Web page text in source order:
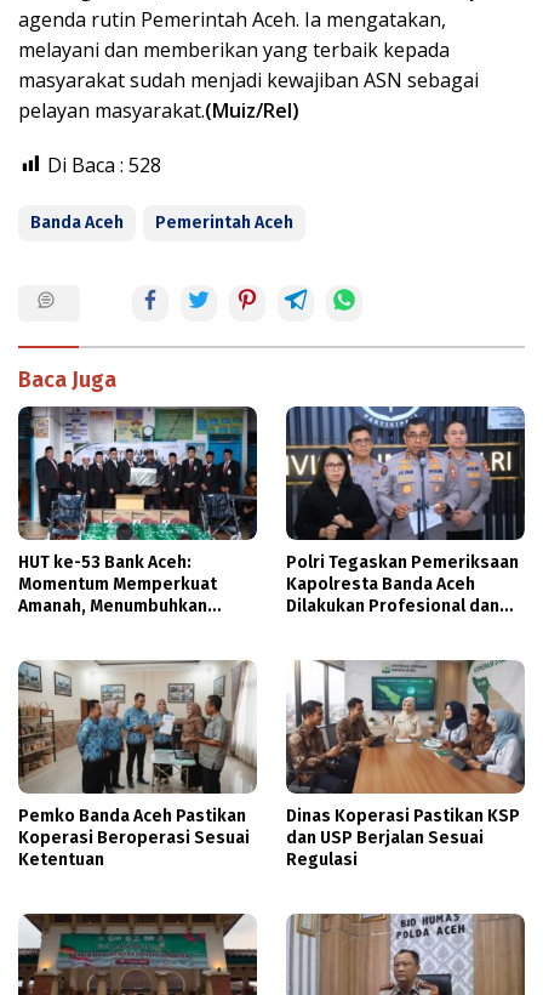
agenda rutin Pemerintah Aceh. Ia mengatakan,
melayani dan memberikan yang terbaik kepada
masyarakat sudah menjadi kewajiban ASN sebagai
pelayan masyarakat.(Muiz/Rel)
Di Baca : 528
Banda Aceh Pemerintah Aceh
Baca Juga
HUT ke-53 Bank Aceh:
Momentum Memperkuat
Amanah, Menumbuhkan
Polri Tegaskan Pemeriksaan
Kapolresta Banda Aceh
Dilakukan Profesional dan
Pemko Banda Aceh Pastikan
Koperasi Beroperasi Sesuai
Ketentuan
Dinas Koperasi Pastikan KSP
dan USP Berjalan Sesuai
Regulasi